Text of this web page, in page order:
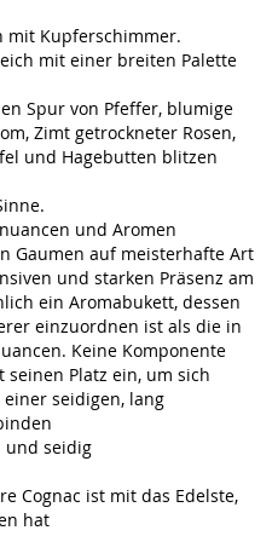
mit Kupferschimmer.
mit einer breiten Palette
Spur von Pfeffer, blumige
Zimt getrockneter Rosen,
und Hagebutten blitzen
und Aromen
Gaumen auf meisterhafte Art
und starken Präsenz am
ein Aromabukett, dessen
einzuordnen ist als die in
Keine Komponente
Platz ein, um sich
seidigen, lang
und seidig
Cognac ist mit das Edelste,
hat